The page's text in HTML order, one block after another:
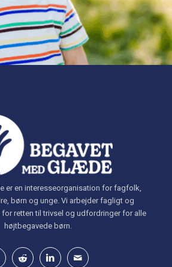
er en interesseorganisation for fagfolk,
børn og unge. Vi arbejder fagligt og
retten til trivsel og udfordringer for alle
højtbegavede børn.